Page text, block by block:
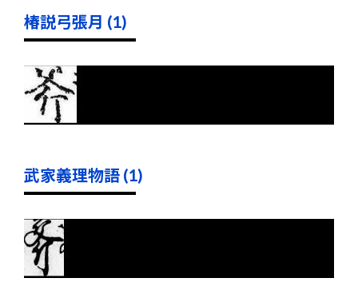
椿説弓張月 (1)
武家義理物語 (1)